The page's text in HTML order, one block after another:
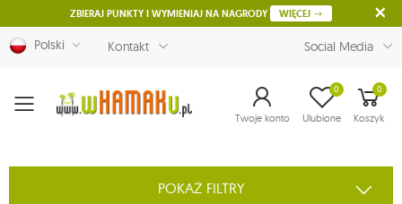
ZBIERAJ PUNKTY I WYMIENIAJ NA NAGRODY WIĘCEJ
Polski Kontakt Social Media
Menu Twoje konto Ulubione
0 0
Koszyk
POKAŻ FILTRY